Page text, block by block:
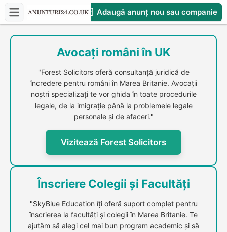
Adaugă anunț nou sau companie
CompaniesS
Avocați români în UK
"Forest Solicitors oferă consultanță juridică de
încredere pentru români în Marea Britanie. Avocații
noștri specializați te vor ghida în toate procedurile
legale, de la imigrație până la problemele legale
personale și de afaceri."
Vizitează Forest Solicitors
Înscriere Colegii și Facultăți
"SkyBlue Education îți oferă suport complet pentru
înscrierea la facultăți și colegii în Marea Britanie. Te
ajutăm să alegi cel mai bun program academic și să